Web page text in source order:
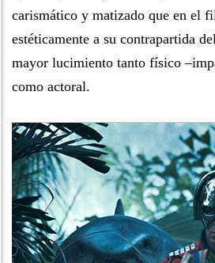
carismático y matizado que en el
estéticamente a su contrapartida
mayor lucimiento tanto físico
como actoral.